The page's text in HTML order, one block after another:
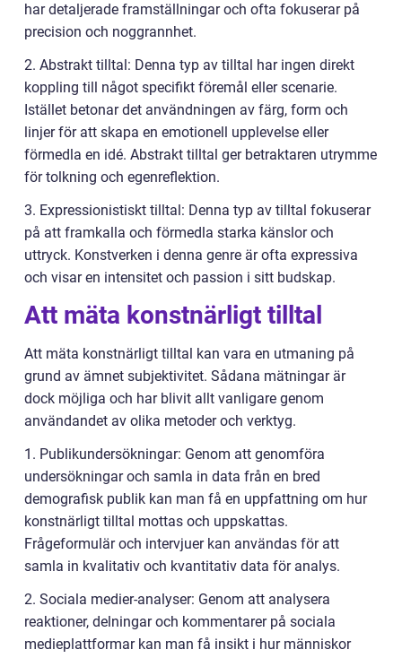
har detaljerade framställningar och ofta fokuserar på
precision och noggrannhet.
2. Abstrakt tilltal: Denna typ av tilltal har ingen direkt
koppling till något specifikt föremål eller scenarie.
Istället betonar det användningen av färg, form och
linjer för att skapa en emotionell upplevelse eller
förmedla en idé. Abstrakt tilltal ger betraktaren utrymme
för tolkning och egenreflektion.
3. Expressionistiskt tilltal: Denna typ av tilltal fokuserar
på att framkalla och förmedla starka känslor och
uttryck. Konstverken i denna genre är ofta expressiva
och visar en intensitet och passion i sitt budskap.
Att mäta konstnärligt tilltal
Att mäta konstnärligt tilltal kan vara en utmaning på
grund av ämnet subjektivitet. Sådana mätningar är
dock möjliga och har blivit allt vanligare genom
användandet av olika metoder och verktyg.
1. Publikundersökningar: Genom att genomföra
undersökningar och samla in data från en bred
demografisk publik kan man få en uppfattning om hur
konstnärligt tilltal mottas och uppskattas.
Frågeformulär och intervjuer kan användas för att
samla in kvalitativ och kvantitativ data för analys.
2. Sociala medier-analyser: Genom att analysera
reaktioner, delningar och kommentarer på sociala
medieplattformar kan man få insikt i hur människor